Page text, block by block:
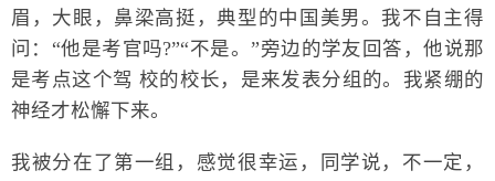
眉，大眼，鼻梁高挺，典型的中国美男。我不自主得
问：“他是考官吗?”“不是。”旁边的学友回答，他说那
是考点这个驾 校的校长，是来发表分组的。我紧绷的
神经才松懈下来。
我被分在了第一组，感觉很幸运，同学说，不一定，